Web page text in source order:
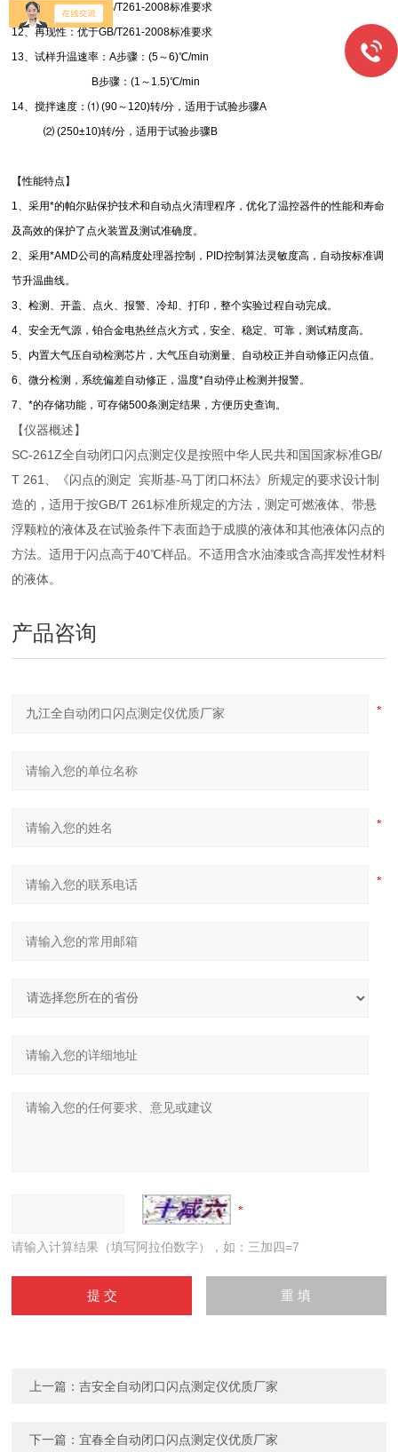
11、重复性：优于GB/T261-2008标准要求
12、再现性：优于GB/T261-2008标准要求
13、试样升温速率：A步骤：(5～6)℃/min
B步骤：(1～1.5)℃/min
14、搅拌速度：⑴ (90～120)转/分，适用于试验步骤A
⑵ (250±10)转/分，适用于试验步骤B
【性能特点】
1、采用*的帕尔贴保护技术和自动点火清理程序，优化了温控器件的性能和寿命
及高效的保护了点火装置及测试准确度。
2、采用*AMD公司的高精度处理器控制，PID控制算法灵敏度高，自动按标准调
节升温曲线。
3、检测、开盖、点火、报警、冷却、打印，整个实验过程自动完成。
4、安全无气源，铂合金电热丝点火方式，安全、稳定、可靠，测试精度高。
5、内置大气压自动检测芯片，大气压自动测量、自动校正并自动修正闪点值。
6、微分检测，系统偏差自动修正，温度*自动停止检测并报警。
7、*的存储功能，可存储500条测定结果，方便历史查询。
【仪器概述】
SC-261Z全自动闭口闪点测定仪是按照中华人民共和国国家标准GB/
T 261、《闪点的测定 宾斯基-马丁闭口杯法》所规定的要求设计制
造的，适用于按GB/T 261标准所规定的方法，测定可燃液体、带悬
浮颗粒的液体及在试验条件下表面趋于成膜的液体和其他液体闪点的
方法。适用于闪点高于40℃样品。不适用含水油漆或含高挥发性材料
的液体。
产品咨询
请输入计算结果（填写阿拉伯数字），如：三加四=7
上一篇：吉安全自动闭口闪点测定仪优质厂家
下一篇：宜春全自动闭口闪点测定仪优质厂家